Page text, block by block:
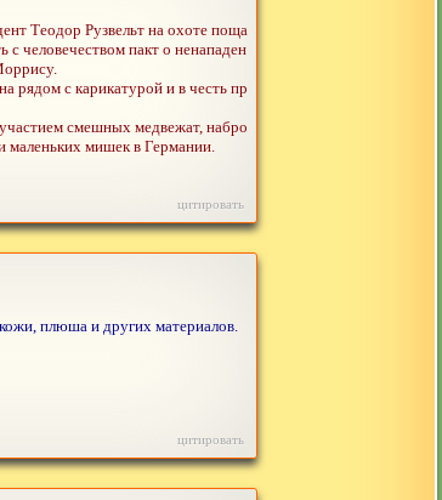
Теодор Рузвельт на охоте поща
человечеством пакт о ненападен
рядом с карикатурой и в честь пр
смешных медвежат, набро
маленьких мишек в Германии.
цитировать
плюша и других материалов.
цитировать